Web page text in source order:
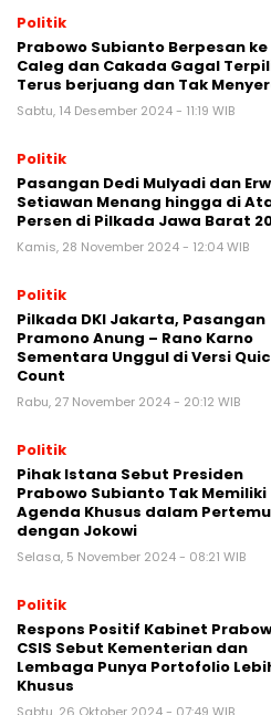
Politik
Prabowo Subianto Berpesan ke
Caleg dan Cakada Gagal
Terus berjuang dan Tak
Sabtu, 14 Desember 2024 - 11:19 WIB
Politik
Pasangan Dedi Mulyadi dan
Setiawan Menang hingga di
Persen di Pilkada Jawa Barat
Kamis, 28 November 2024 - 12:04 WIB
Politik
Pilkada DKI Jakarta, Pasangan
Pramono Anung – Rano Karno
Sementara Unggul di Versi
Count
Rabu, 27 November 2024 - 20:12 WIB
Politik
Pihak Istana Sebut Presiden
Prabowo Subianto Tak Memiliki
Agenda Khusus dalam
dengan Jokowi
Selasa, 5 November 2024 - 08:21 WIB
Politik
Respons Positif Kabinet
CSIS Sebut Kementerian dan
Lembaga Punya Portofolio
Khusus